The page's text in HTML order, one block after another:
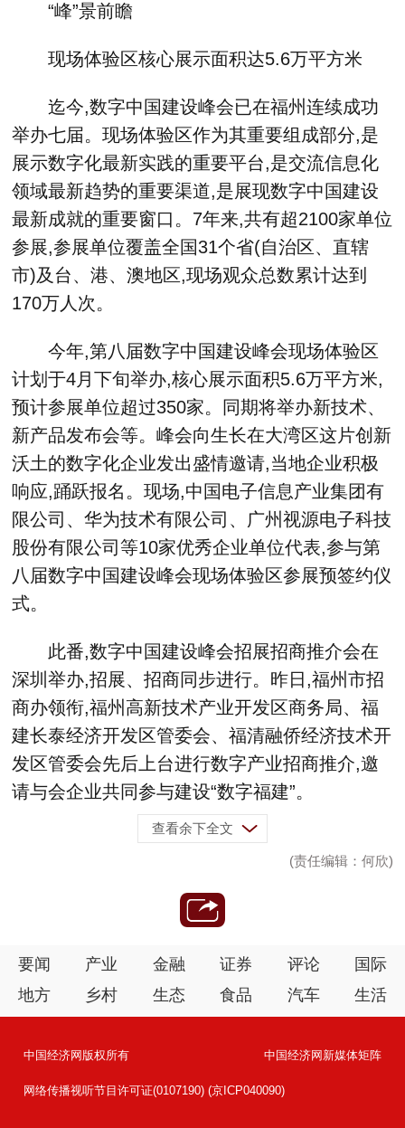
“峰”景前瞻
现场体验区核心展示面积达5.6万平方米
迄今,数字中国建设峰会已在福州连续成功
举办七届。现场体验区作为其重要组成部分,是
展示数字化最新实践的重要平台,是交流信息化
领域最新趋势的重要渠道,是展现数字中国建设
最新成就的重要窗口。7年来,共有超2100家单位
参展,参展单位覆盖全国31个省(自治区、直辖
市)及台、港、澳地区,现场观众总数累计达到
170万人次。
今年,第八届数字中国建设峰会现场体验区
计划于4月下旬举办,核心展示面积5.6万平方米,
预计参展单位超过350家。同期将举办新技术、
新产品发布会等。峰会向生长在大湾区这片创新
沃土的数字化企业发出盛情邀请,当地企业积极
响应,踊跃报名。现场,中国电子信息产业集团有
限公司、华为技术有限公司、广州视源电子科技
股份有限公司等10家优秀企业单位代表,参与第
八届数字中国建设峰会现场体验区参展预签约仪
式。
此番,数字中国建设峰会招展招商推介会在
深圳举办,招展、招商同步进行。昨日,福州市招
商办领衔,福州高新技术产业开发区商务局、福
建长泰经济开发区管委会、福清融侨经济技术开
发区管委会先后上台进行数字产业招商推介,邀
请与会企业共同参与建设“数字福建”。
查看余下全文
(责任编辑：何欣)
要闻 产业 金融 证券 评论
国际
地方
乡村 生态 食品 汽车 生活
中国经济网版权所有 中国经济网新媒体矩阵
网络传播视听节目许可证(0107190) (京ICP040090)